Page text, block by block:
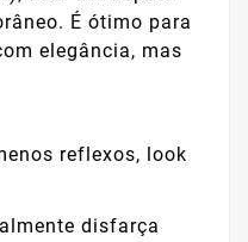
É ótimo para
elegância, mas
reflexos, look
disfarça